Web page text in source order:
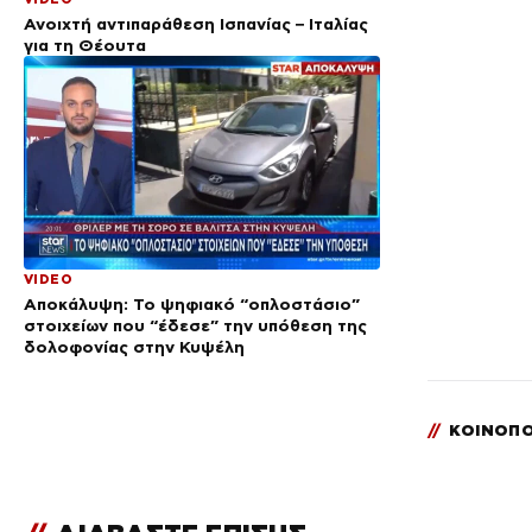
Ανοιχτή αντιπαράθεση Ισπανίας – Ιταλίας
για τη Θέουτα
VIDEO
Αποκάλυψη: Το ψηφιακό “οπλοστάσιο”
στοιχείων που “έδεσε” την υπόθεση της
δολοφονίας στην Κυψέλη
//